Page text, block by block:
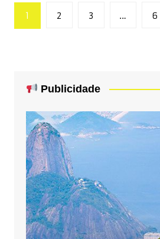
Paginação
de
1 2 3 … 6
Publicidade